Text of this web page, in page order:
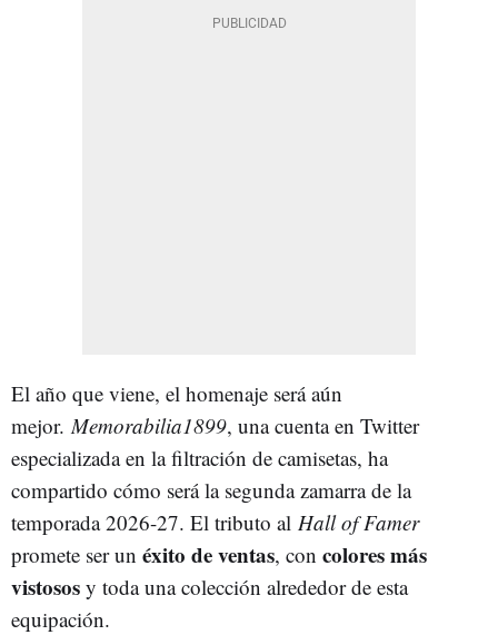
El año que viene, el homenaje será aún
mejor. Memorabilia1899, una cuenta en Twitter
especializada en la filtración de camisetas, ha
compartido cómo será la segunda zamarra de la
temporada 2026-27. El tributo al Hall of Famer
promete ser un éxito de ventas, con colores más
vistosos y toda una colección alrededor de esta
equipación.